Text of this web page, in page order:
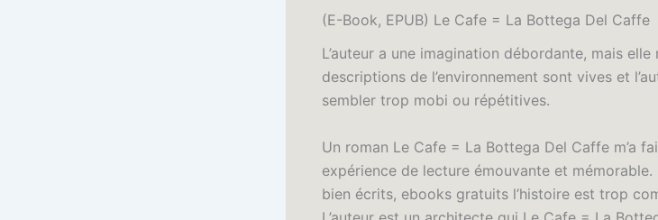
(E-Book, EPUB) Le Cafe = La Bottega Del Caffe
L’auteur a une imagination débordante, mais
descriptions de l’environnement sont vives et
sembler trop mobi ou répétitives.
Un roman Le Cafe = La Bottega Del Caffe m’a
expérience de lecture émouvante et
bien écrits, ebooks gratuits l’histoire est trop